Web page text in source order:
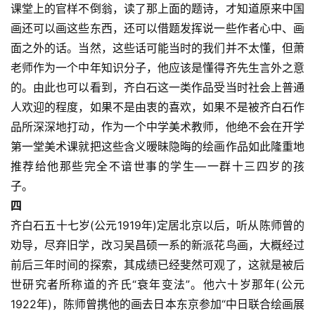
例
课堂上的官样不倒翁，读了那上面的题诗，才知道原来中国
画还可以画这些东西，还可以借题发挥说一些作者心中、画
面之外的话。当然，这些话可能当时的我们并不太懂，但萧
老师作为一个中年知识分子，他应该是懂得齐先生言外之意
的。由此也可以看到，齐白石这一类作品受当时社会上普通
人欢迎的程度，如果不是由衷的喜欢，如果不是被齐白石作
品所深深地打动，作为一个中学美术教师，他绝不会在开学
第一堂美术课就把这些含义暧昧隐晦的绘画作品如此隆重地
推荐给他那些完全不谙世事的学生—一群十三四岁的孩
子。
四
齐白石五十七岁(公元1919年)定居北京以后，听从陈师曾的
劝导，尽弃旧学，改习吴昌硕一系的新派花鸟画，大概经过
前后三年时间的探索，其成绩已经斐然可观了，这就是被后
世研究者所称道的齐氏“衰年变法”。他六十岁那年(公元
1922年)，陈师曾携他的画去日本东京参加“中日联合绘画展